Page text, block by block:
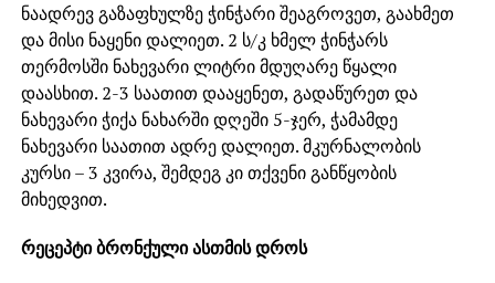
ნაადრევ გაზაფხულზე ჭინჭარი შეაგროვეთ, გაახმეთ
და მისი ნაყენი დალიეთ. 2 ს/კ ხმელ ჭინჭარს
თერმოსში ნახევარი ლიტრი მდუღარე წყალი
დაასხით. 2-3 საათით დააყენეთ, გადაწურეთ და
ნახევარი ჭიქა ნახარში დღეში 5-ჯერ, ჭამამდე
ნახევარი საათით ადრე დალიეთ. მკურნალობის
კურსი – 3 კვირა, შემდეგ კი თქვენი განწყობის
მიხედვით.
რეცეპტი ბრონქული ასთმის დროს